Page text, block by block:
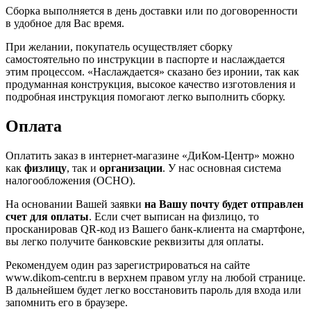
Сборка выполняется в день доставки или по договоренности
в удобное для Вас время.
При желании, покупатель осуществляет сборку
самостоятельно по инструкции в паспорте и наслаждается
этим процессом. «Наслаждается» сказано без иронии, так как
продуманная конструкция, высокое качество изготовления и
подробная инструкция помогают легко выполнить сборку.
Оплата
Оплатить заказ в интернет-магазине «ДиКом-Центр» можно
как физлицу, так и организации. У нас основная система
налогообложения (ОСНО).
На основании Вашей заявки на Вашу почту будет отправлен
счет для оплаты. Если счет выписан на физлицо, то
просканировав QR-код из Вашего банк-клиента на смартфоне,
вы легко получите банковские реквизиты для оплаты.
Рекомендуем один раз зарегистрироваться на сайте
www.dikom-centr.ru в верхнем правом углу на любой странице.
В дальнейшем будет легко восстановить пароль для входа или
запомнить его в браузере.